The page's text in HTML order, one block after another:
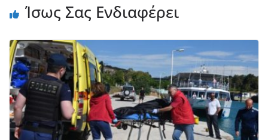
Ίσως Σας Ενδιαφέρει